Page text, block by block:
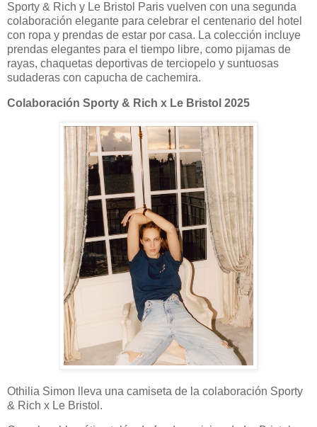
Sporty & Rich y Le Bristol Paris vuelven con una segunda
colaboración elegante para celebrar el centenario del hotel
con ropa y prendas de estar por casa. La colección incluye
prendas elegantes para el tiempo libre, como pijamas de
rayas, chaquetas deportivas de terciopelo y suntuosas
sudaderas con capucha de cachemira.
Colaboración Sporty & Rich x Le Bristol 2025
Othilia Simon lleva una camiseta de la colaboración Sporty
& Rich x Le Bristol.